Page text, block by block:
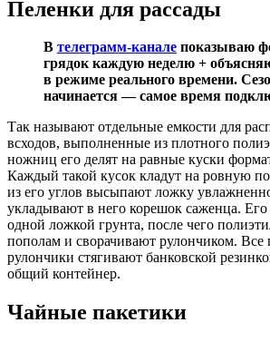
Пеленки для рассады
В телеграмм-канале показываю
грядок каждую неделю +
в режиме реального времени.
начинается — самое время
Так называют отдельные емкости для
всходов, выполненные из плотного
ножниц его делят на равные куски
Каждый такой кусок кладут на ровную
из его углов высыпают ложку
укладывают в него корешок саженца.
одной ложкой грунта, после чего
пополам и сворачивают рулончиком. Все
рулончики стягивают банковской
общий контейнер.
Чайные пакетики